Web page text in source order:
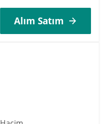
Alım Satım